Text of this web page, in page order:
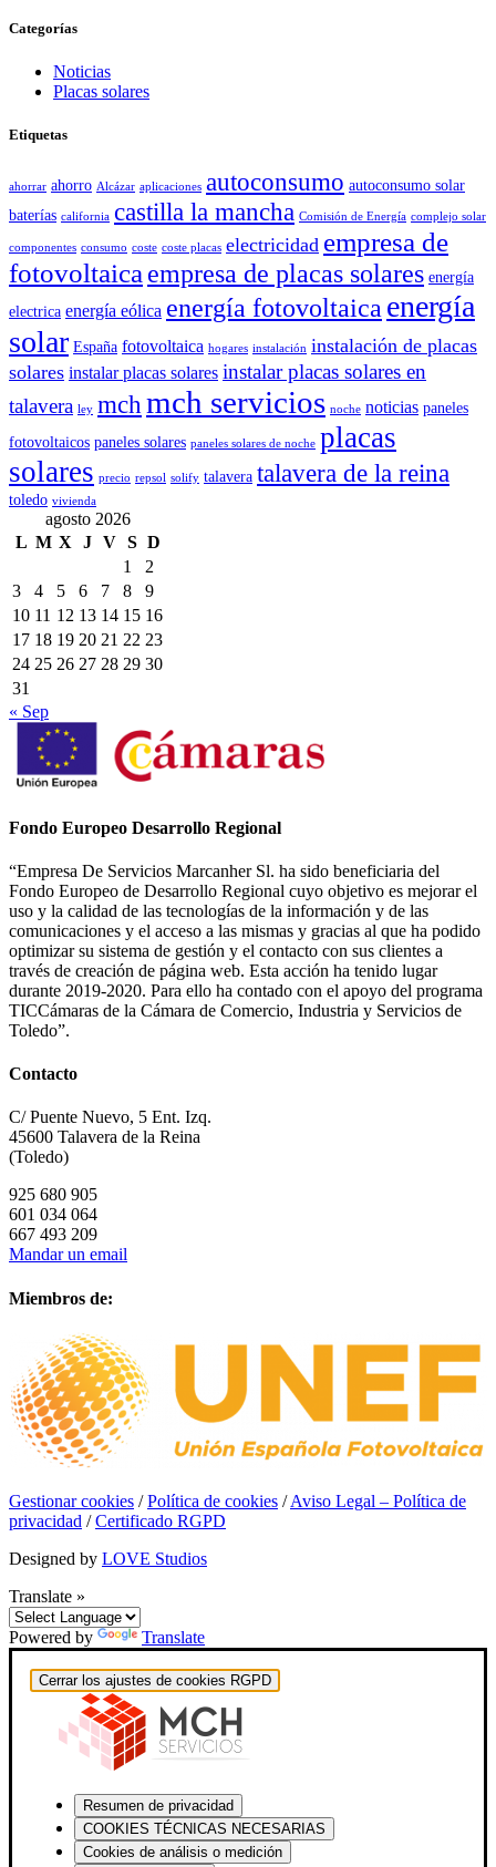
Categorías
Noticias
Placas solares
Etiquetas
ahorrar ahorro Alcázar aplicaciones autoconsumo autoconsumo solar
baterías california castilla la mancha Comisión de Energía complejo solar
componentes consumo coste coste placas electricidad empresa de
fotovoltaica empresa de placas solares energía
electrica energía eólica energía fotovoltaica energía
solar España fotovoltaica hogares instalación instalación de placas
solares instalar placas solares instalar placas solares en
talavera ley mchmch servicios noche noticias paneles
fotovoltaicos paneles solares paneles solares de noche placas
solares precio repsol solify talavera talavera de la reina
toledo vivienda
agosto 2026
L M X J V S D
1
2
3
4 5 6 7 8
9
10 11 12 13 14 15 16
17 18 19 20 21 22 23
24 25 26 27 28 29 30
31
« Sep
Fondo Europeo Desarrollo Regional
“Empresa De Servicios Marcanher Sl. ha sido beneficiaria del
Fondo Europeo de Desarrollo Regional cuyo objetivo es mejorar el
uso y la calidad de las tecnologías de la información y de las
comunicaciones y el acceso a las mismas y gracias al que ha podido
optimizar su sistema de gestión y el contacto con sus clientes a
través de creación de página web. Esta acción ha tenido lugar
durante 2019-2020. Para ello ha contado con el apoyo del programa
TICCámaras de la Cámara de Comercio, Industria y Servicios de
Toledo”.
Contacto
C/ Puente Nuevo, 5 Ent. Izq.
45600 Talavera de la Reina
(Toledo)
925 680 905
601 034 064
667 493 209
Mandar un email
Miembros de:
Gestionar cookies /Política de cookies /Aviso Legal – Política de
privacidad /Certificado RGPD
Designed by LOVE Studios
Translate »
Powered by Translate
Cerrar los ajustes de cookies RGPD
Resumen de privacidad
COOKIES TÉCNICAS NECESARIAS
Cookies de análisis o medición